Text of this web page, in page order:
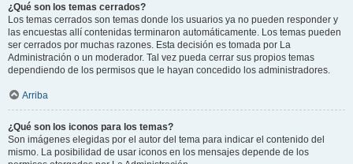
¿Qué son los temas cerrados?
Los temas cerrados son temas donde los usuarios ya no pueden responder y
las encuestas allí contenidas terminaron automáticamente. Los temas pueden
ser cerrados por muchas razones. Esta decisión es tomada por La
Administración o un moderador. Tal vez pueda cerrar sus propios temas
dependiendo de los permisos que le hayan concedido los administradores.
Arriba
¿Qué son los iconos para los temas?
Son imágenes elegidas por el autor del tema para indicar el contenido del
mismo. La posibilidad de usar iconos en los mensajes depende de los